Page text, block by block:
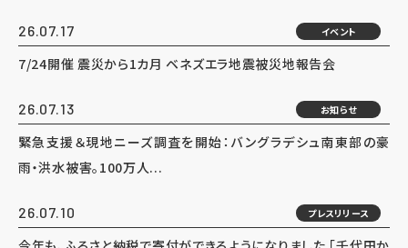
26.07.17 イベント
7/24開催 震災から1カ月 ベネズエラ地震被災地報告会
26.07.13 お知らせ
緊急支援＆現地ニーズ調査を開始：バングラデシュ南東部の豪
雨・洪水被害。100万人...
26.07.10 プレスリリース